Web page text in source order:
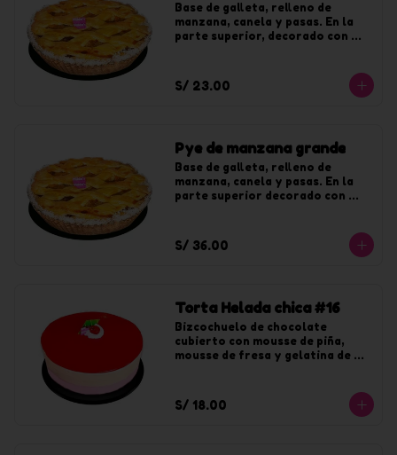
Base de galleta, relleno de
manzana, canela y pasas. En la
parte superior, decorado con
S/ 23.00
Pye de manzana grande
Base de galleta, relleno de
manzana, canela y pasas. En la
parte superior decorado con
S/ 36.00
Torta Helada chica #16
Bizcochuelo de chocolate
cubierto con mousse de piña,
mousse de fresa y gelatina de
S/ 18.00